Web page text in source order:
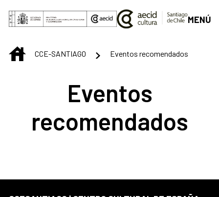
Saltar al contenido principal
MENÚ
INICIOCCE-SANTIAGO Eventos recomendados
Eventos
recomendados